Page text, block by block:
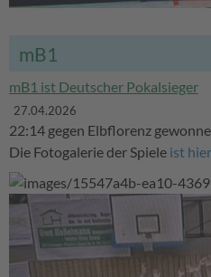
mB1
mB1 ist Deutscher Pokalsieger
27.04.2026
22:14 gegen Elbflorenz
Die Fotogalerie der Spiele ist